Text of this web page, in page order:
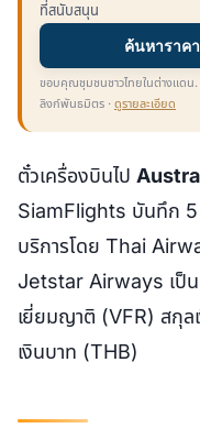
ที่สนับสนุน
ค้นหาราค
ขอบคุณชุมชนชาวไทยในต่างแดน.
ลิงก์พันธมิตร · ดูรายละเอียด
ตั๋วเครื่องบินไป
SiamFlights บันทึก 5
บริการโดย Thai
Jetstar Airways เป็
เยี่ยมญาติ (VFR) สกุล
เงินบาท (THB)